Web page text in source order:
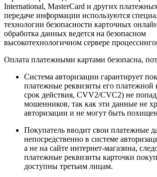
International, MasterCard и других
передаче информации используются
технологии безопасности карточных
обработка данных ведется на безопасном
высокотехнологичном сервере
Оплата платежными картами безопасна,
Система авторизации гарантирует
платежные реквизиты его платежной
срок действия, CVV2/CVC2) не
мошенников, так как эти данные не
авторизации и не могут быть
Покупатель вводит свои платежные
непосредственно в системе
а не на сайте интернет-магазина,
платежные реквизиты карточки
доступны третьим лицам.